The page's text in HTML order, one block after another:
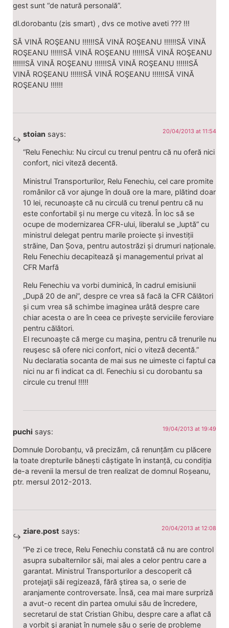
gest sunt “de natură personală”.
dl.dorobantu (zis smart) , dvs ce motive aveti ??? !!!
SĂ VINĂ ROŞEANU !!!!!!SĂ VINĂ ROŞEANU !!!!!!SĂ VINĂ
ROŞEANU !!!!!!SĂ VINĂ ROŞEANU !!!!!!SĂ VINĂ ROŞEANU
!!!!!!SĂ VINĂ ROŞEANU !!!!!!SĂ VINĂ ROŞEANU !!!!!!SĂ
VINĂ ROŞEANU !!!!!!SĂ VINĂ ROŞEANU !!!!!!SĂ VINĂ
ROŞEANU !!!!!!
stoian says: 20/04/2013 at 11:54
“Relu Fenechiu: Nu circul cu trenul pentru că nu oferă nici
confort, nici viteză decentă.
Ministrul Transporturilor, Relu Fenechiu, cel care promite
românilor că vor ajunge în două ore la mare, plătind doar
10 lei, recunoaște că nu circulă cu trenul pentru că nu
este confortabil și nu merge cu viteză. În loc să se
ocupe de modernizarea CFR-ului, liberalul se „luptă” cu
ministrul delegat pentru marile proiecte și investiții
străine, Dan Șova, pentru autostrăzi și drumuri naționale.
Relu Fenechiu decapitează şi managementul privat al
CFR Marfă
Relu Fenechiu va vorbi duminică, în cadrul emisiunii
„După 20 de ani”, despre ce vrea să facă la CFR Călători
și cum vrea să schimbe imaginea urâtă despre care
chiar acesta o are în ceea ce privește serviciile feroviare
pentru călători.
El recunoaște că merge cu maşina, pentru că trenurile nu
reuşesc să ofere nici confort, nici o viteză decentă.”
Nu declaratia socanta de mai sus ne uimeste ci faptul ca
nici nu ar fi indicat ca dl. Fenechiu si cu dorobantu sa
circule cu trenul !!!!!
puchi says: 19/04/2013 at 19:49
Domnule Dorobanțu, vă precizăm, că renunțăm cu plăcere
la toate drepturile bănești câștigate în instanță, cu condiția
de-a revenii la mersul de tren realizat de domnul Roșeanu,
ptr. mersul 2012-2013.
ziare.post says: 20/04/2013 at 12:08
“Pe zi ce trece, Relu Fenechiu constată că nu are control
asupra subalternilor săi, mai ales a celor pentru care a
garantat. Ministrul Transporturilor a descoperit că
protejaţii săi regizează, fără ştirea sa, o serie de
aranjamente controversate. Însă, cea mai mare surpriză
a avut-o recent din partea omului său de încredere,
secretarul de stat Cristian Ghibu, despre care a aflat că
a vorbit şi aranjat în numele său o serie de probleme